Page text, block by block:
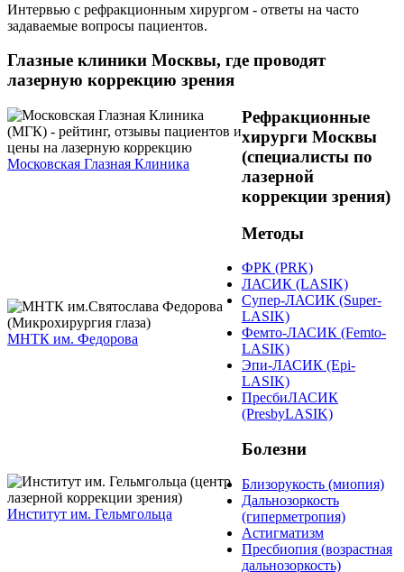
Интервью с рефракционным хирургом - ответы на часто
задаваемые вопросы пациентов.
Глазные клиники Москвы, где проводят
лазерную коррекцию зрения
Московская Глазная Клиника
МНТК им. Федорова
Институт им. Гельмгольца
Рефракционные
хирурги Москвы
(специалисты по
лазерной
коррекции зрения)
Методы
ФРК (PRK)
ЛАСИК (LASIK)
Супер-ЛАСИК (Super-
LASIK)
Фемто-ЛАСИК (Femto-
LASIK)
Эпи-ЛАСИК (Epi-
LASIK)
ПресбиЛАСИК
(PresbyLASIK)
Болезни
Близорукость (миопия)
Дальнозоркость
(гиперметропия)
Астигматизм
Пресбиопия (возрастная
дальнозоркость)